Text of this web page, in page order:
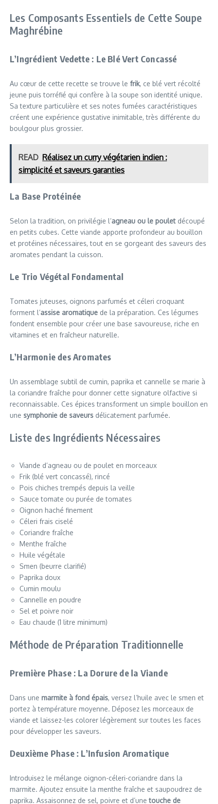
Les Composants Essentiels de Cette Soupe
Maghrébine
L’Ingrédient Vedette : Le Blé Vert Concassé
Au cœur de cette recette se trouve le frik, ce blé vert récolté
jeune puis torréfié qui confère à la soupe son identité unique.
Sa texture particulière et ses notes fumées caractéristiques
créent une expérience gustative inimitable, très différente du
boulgour plus grossier.
READ Réalisez un curry végétarien indien :
simplicité et saveurs garanties
La Base Protéinée
Selon la tradition, on privilégie l’agneau ou le poulet découpé
en petits cubes. Cette viande apporte profondeur au bouillon
et protéines nécessaires, tout en se gorgeant des saveurs des
aromates pendant la cuisson.
Le Trio Végétal Fondamental
Tomates juteuses, oignons parfumés et céleri croquant
forment l’assise aromatique de la préparation. Ces légumes
fondent ensemble pour créer une base savoureuse, riche en
vitamines et en fraîcheur naturelle.
L’Harmonie des Aromates
Un assemblage subtil de cumin, paprika et cannelle se marie à
la coriandre fraîche pour donner cette signature olfactive si
reconnaissable. Ces épices transforment un simple bouillon en
une symphonie de saveurs délicatement parfumée.
Liste des Ingrédients Nécessaires
Viande d’agneau ou de poulet en morceaux
Frik (blé vert concassé), rincé
Pois chiches trempés depuis la veille
Sauce tomate ou purée de tomates
Oignon haché finement
Céleri frais ciselé
Coriandre fraîche
Menthe fraîche
Huile végétale
Smen (beurre clarifié)
Paprika doux
Cumin moulu
Cannelle en poudre
Sel et poivre noir
Eau chaude (1 litre minimum)
Méthode de Préparation Traditionnelle
Première Phase : La Dorure de la Viande
Dans une marmite à fond épais, versez l’huile avec le smen et
portez à température moyenne. Déposez les morceaux de
viande et laissez-les colorer légèrement sur toutes les faces
pour développer les saveurs.
Deuxième Phase : L’Infusion Aromatique
Introduisez le mélange oignon-céleri-coriandre dans la
marmite. Ajoutez ensuite la menthe fraîche et saupoudrez de
paprika. Assaisonnez de sel, poivre et d’unetouche de